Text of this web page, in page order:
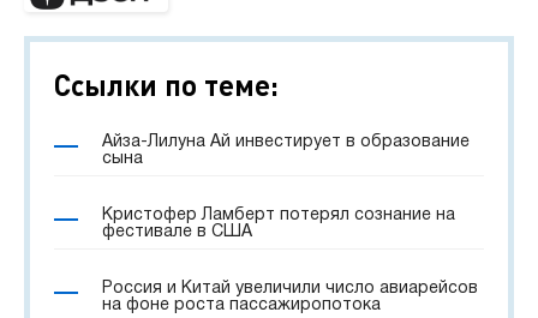
Ссылки по теме:
Айза-Лилуна Ай инвестирует в образование
сына
Кристофер Ламберт потерял сознание на
фестивале в США
Россия и Китай увеличили число авиарейсов
на фоне роста пассажиропотока